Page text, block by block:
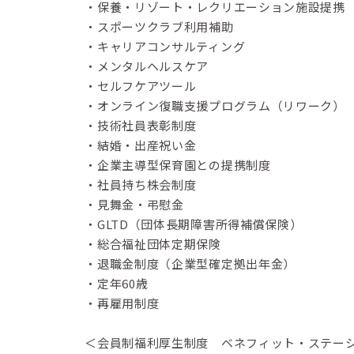
・保養・リゾート・レクリエーション施設提携
・スポーツクラブ利用補助
・キャリアコンサルティング
・メンタルヘルスケア
・セルフケアツール
・オンライン復職支援プログラム（リワーク）
・技術社員表彰制度
・結婚・出産祝い金
・企業主導型保育園との提携制度
・社員持ち株会制度
・見舞金・弔慰金
・GLTD（団体長期障害所得補償保険）
・総合福祉団体定期保険
・退職金制度（企業型確定拠出年金）
・定年60歳
・再雇用制度
＜会員制福利厚生制度 ベネフィット・ステー